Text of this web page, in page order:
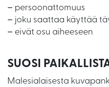
– persoonattomuus
– joku saattaa käyttää
– eivät osu aiheeseen
SUOSI
Malesialaisesta